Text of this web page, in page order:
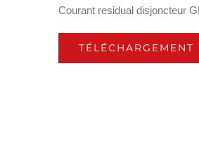
Courant residual disjoncteur
TÉLÉCHARGEMENT